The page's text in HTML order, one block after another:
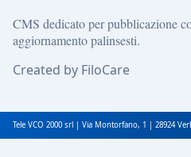
CMS dedicato per pubblicazione
aggiornamento palinsesti.
Created by FiloCare
Tele VCO 2000 srl | Via Montorfano, 1 | 28924